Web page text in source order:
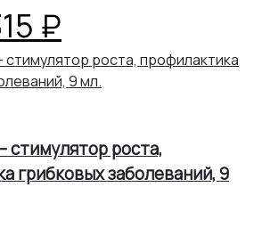
₽.
₽
цена:
стимулятор роста,
грибковых заболеваний, 9